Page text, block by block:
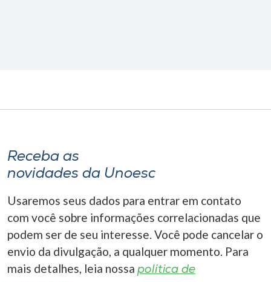
Receba as
novidades da Unoesc
Usaremos seus dados para entrar em contato
com você sobre informações correlacionadas que
podem ser de seu interesse. Você pode cancelar o
envio da divulgação, a qualquer momento. Para
mais detalhes, leia nossa política de